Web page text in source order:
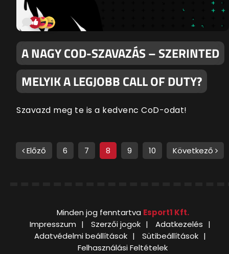
A NAGY COD-SZAVAZÁS – SZERINTED
MELYIK A LEGJOBB CALL OF DUTY?
Szavazd meg te is a kedvenc CoD-odat!
Előző 6 7 8 9 10 Következő
Minden jog fenntartva Esport1 Kft.
Impresszum
Szerzői jogok
Adatkezelés
Adatvédelmi beállítások
Sütibeállítások
Felhasználási Feltételek